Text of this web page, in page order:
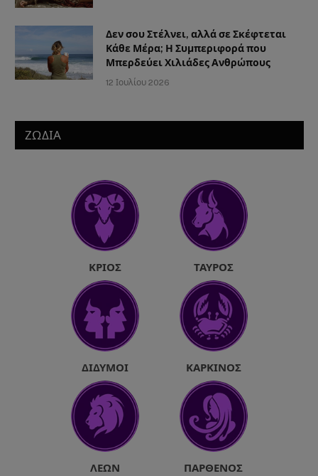
Δεν σου Στέλνει, αλλά σε Σκέφτεται
Κάθε Μέρα; Η Συμπεριφορά που
Μπερδεύει Χιλιάδες Ανθρώπους
12 Ιουλίου 2026
ΖΩΔΙΑ
ΚΡΙΌΣ ΤΑΎΡΟΣ
ΔΊΔΥΜΟΙ ΚΑΡΚΊΝΟΣ
ΛΈΩΝ ΠΑΡΘΈΝΟΣ